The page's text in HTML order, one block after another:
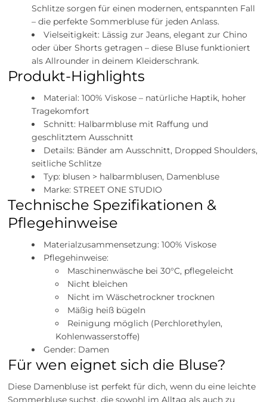
Schlitze sorgen für einen modernen, entspannten Fall
– die perfekte Sommerbluse für jeden Anlass.
Vielseitigkeit: Lässig zur Jeans, elegant zur Chino
oder über Shorts getragen – diese Bluse funktioniert
als Allrounder in deinem Kleiderschrank.
Produkt-Highlights
Material: 100% Viskose – natürliche Haptik, hoher
Tragekomfort
Schnitt: Halbarmbluse mit Raffung und
geschlitztem Ausschnitt
Details: Bänder am Ausschnitt, Dropped Shoulders,
seitliche Schlitze
Typ: blusen > halbarmblusen, Damenbluse
Marke: STREET ONE STUDIO
Technische Spezifikationen &
Pflegehinweise
Materialzusammensetzung: 100% Viskose
Pflegehinweise:
Maschinenwäsche bei 30°C, pflegeleicht
Nicht bleichen
Nicht im Wäschetrockner trocknen
Mäßig heiß bügeln
Reinigung möglich (Perchlorethylen,
Kohlenwasserstoffe)
Gender: Damen
Für wen eignet sich die Bluse?
Diese Damenbluse ist perfekt für dich, wenn du eine leichte
Sommerbluse suchst, die sowohl im Alltag als auch zu